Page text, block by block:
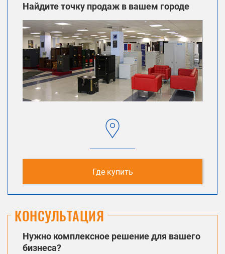
Найдите точку продаж в вашем городе
Где купить
КОНСУЛЬТАЦИЯ
Нужно комплексное решение для вашего
бизнеса?